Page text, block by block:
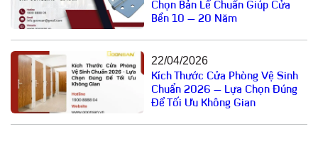
Chọn Bản Lề Chuẩn Giúp Cửa
Bền 10 – 20 Năm
22/04/2026
Kích Thước Cửa Phòng Vệ Sinh
Chuẩn 2026 – Lựa Chọn Đúng
Để Tối Ưu Không Gian